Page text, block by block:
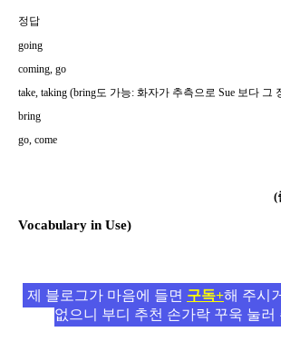
정답
going
coming, go
take, taking (bring도 가능: 화자가 추측으로 Sue 보다 그
bring
go, come
(
Vocabulary in Use)
제 블로그가 마음에 들면 구독+해 주시
없으니 부디 추천 손가락 꾸욱 눌러